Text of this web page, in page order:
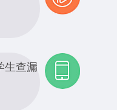
生查漏